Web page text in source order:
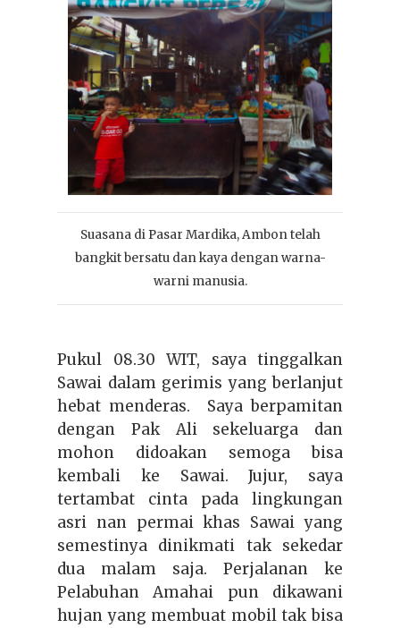
Suasana di Pasar Mardika, Ambon telah
bangkit bersatu dan kaya dengan warna-
warni manusia.
Pukul 08.30 WIT, saya tinggalkan
Sawai dalam gerimisyang berlanjut
hebat menderas. Saya berpamitan
dengan Pak Ali sekeluarga dan
mohon didoakan semoga bisa
kembali ke Sawai. Jujur, saya
tertambat cinta pada lingkungan
asri nan permai khas Sawai yang
semestinya dinikmati tak sekedar
dua malam saja. Perjalanan ke
Pelabuhan Amahai pun dikawani
hujan yang membuat mobil tak bisa